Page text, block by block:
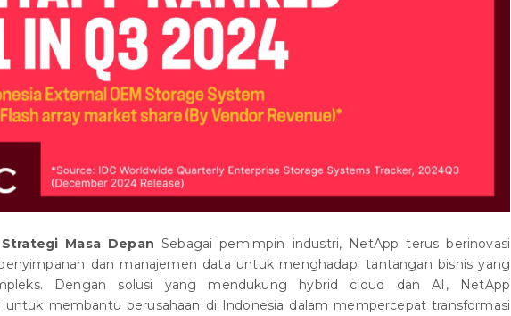
Masa Depan Sebagai pemimpin industri, NetApp terus berinovasi
dan manajemen data untuk menghadapi tantangan bisnis yang
Dengan solusi yang mendukung hybrid cloud dan AI, NetApp
membantu perusahaan di Indonesia dalam mempercepat transformasi